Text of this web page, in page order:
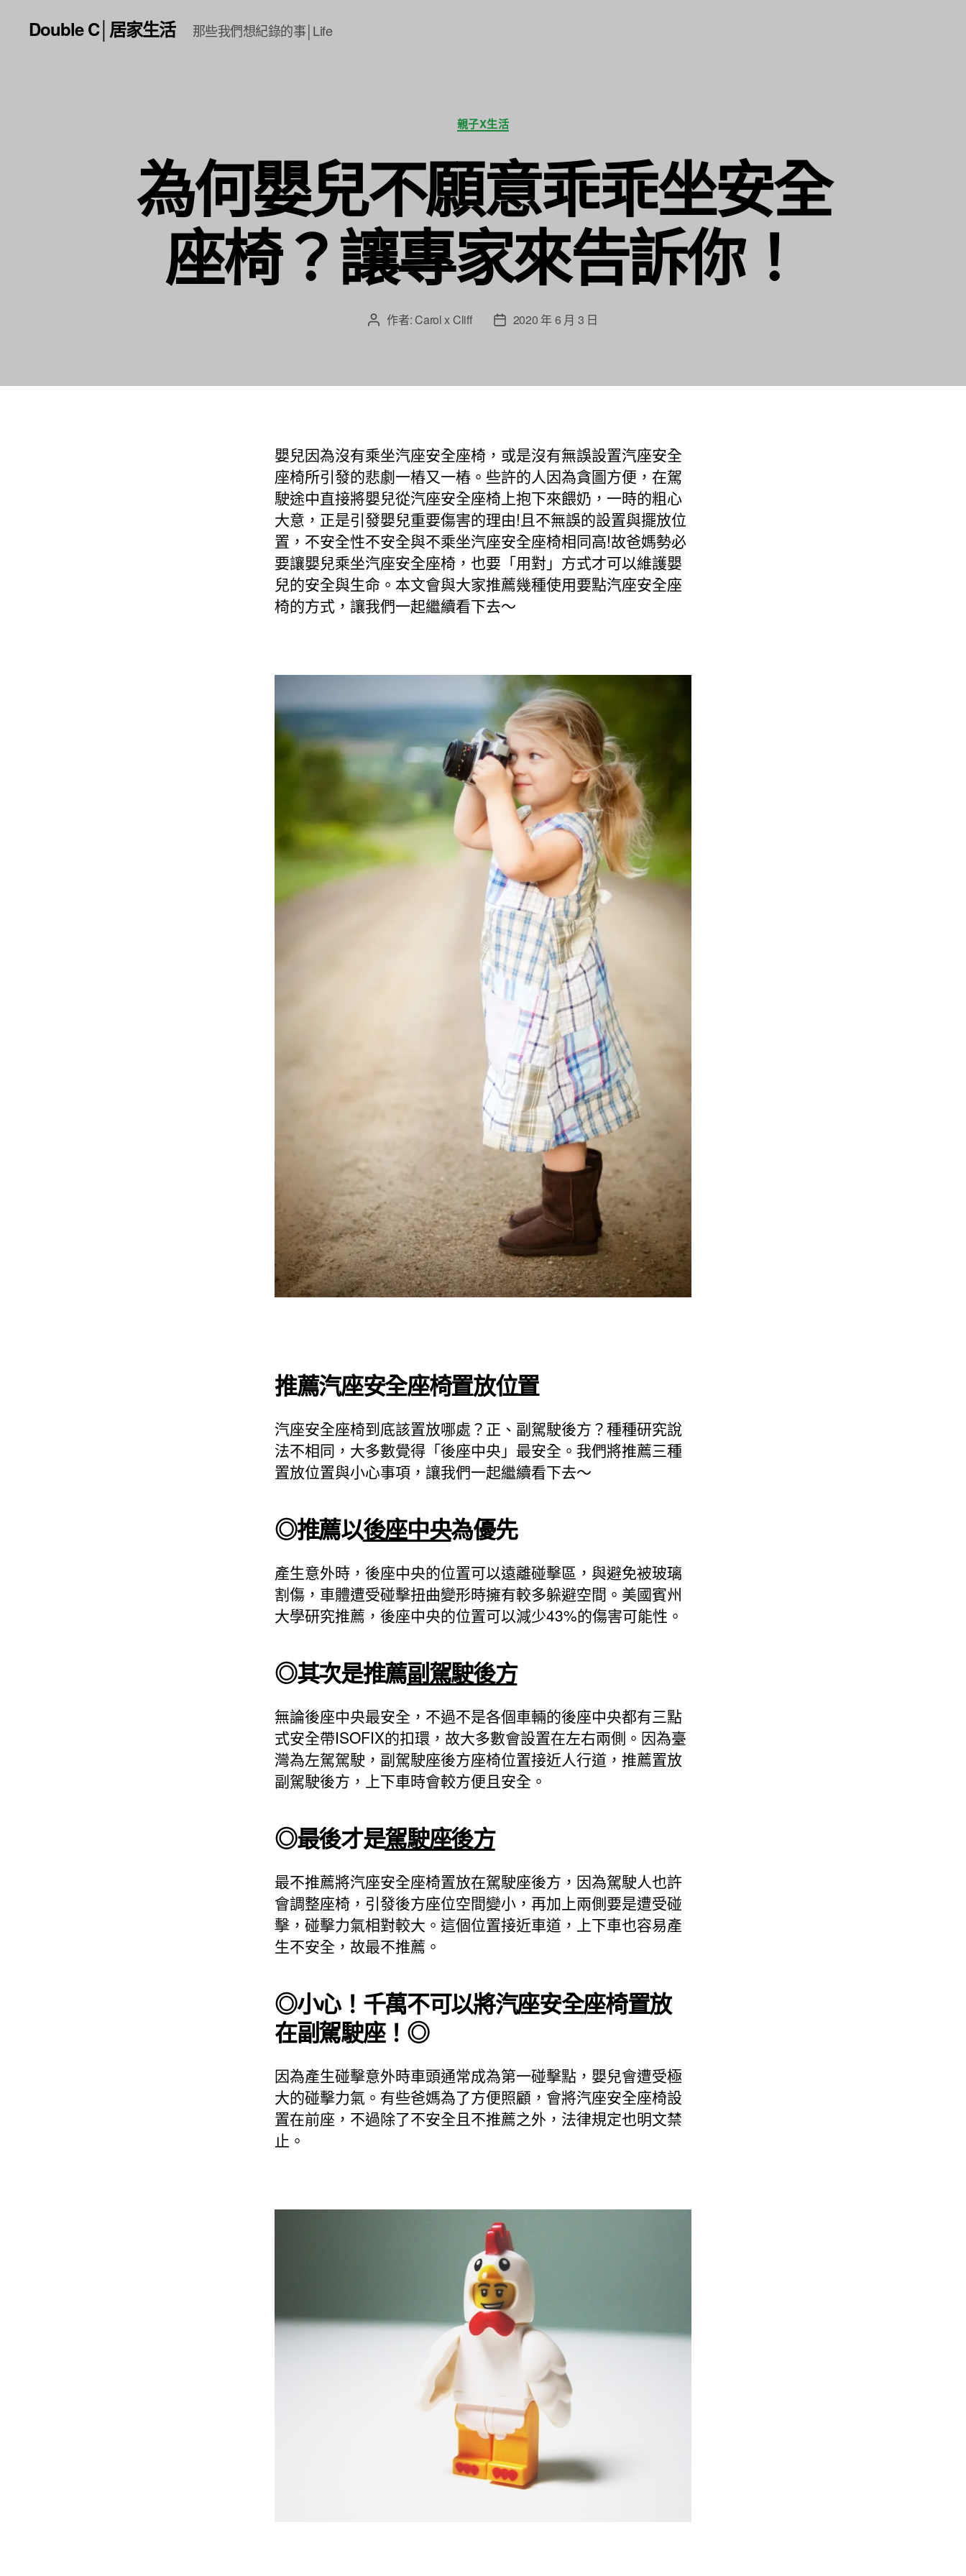
Double C│居家生活 那些我們想紀錄的事│Life
分
類
親子X生活
為何嬰兒不願意乖乖坐安全
座椅？讓專家來告訴你！
文 作者: Carol x Cliff
文
日
2020 年 6 月 3 日
嬰兒因為沒有乘坐汽座安全座椅，或是沒有無誤設置汽座安全
座椅所引發的悲劇一樁又一樁。些許的人因為貪圖方便，在駕
駛途中直接將嬰兒從汽座安全座椅上抱下來餵奶，一時的粗心
大意，正是引發嬰兒重要傷害的理由!且不無誤的設置與擺放位
置，不安全性不安全與不乘坐汽座安全座椅相同高!故爸媽勢必
要讓嬰兒乘坐汽座安全座椅，也要「用對」方式才可以維護嬰
兒的安全與生命。本文會與大家推薦幾種使用要點汽座安全座
椅的方式，讓我們一起繼續看下去～
推薦汽座安全座椅置放位置
汽座安全座椅到底該置放哪處？正、副駕駛後方？種種研究說
法不相同，大多數覺得「後座中央」最安全。我們將推薦三種
置放位置與小心事項，讓我們一起繼續看下去～
◎推薦以後座中央為優先
產生意外時，後座中央的位置可以遠離碰擊區，與避免被玻璃
割傷，車體遭受碰擊扭曲變形時擁有較多躲避空間。美國賓州
大學研究推薦，後座中央的位置可以減少43%的傷害可能性。
◎其次是推薦副駕駛後方
無論後座中央最安全，不過不是各個車輛的後座中央都有三點
式安全帶ISOFIX的扣環，故大多數會設置在左右兩側。因為臺
灣為左駕駕駛，副駕駛座後方座椅位置接近人行道，推薦置放
副駕駛後方，上下車時會較方便且安全。
◎最後才是駕駛座後方
最不推薦將汽座安全座椅置放在駕駛座後方，因為駕駛人也許
會調整座椅，引發後方座位空間變小，再加上兩側要是遭受碰
擊，碰擊力氣相對較大。這個位置接近車道，上下車也容易產
生不安全，故最不推薦。
◎小心！千萬不可以將汽座安全座椅置放
在副駕駛座！◎
因為產生碰擊意外時車頭通常成為第一碰擊點，嬰兒會遭受極
大的碰擊力氣。有些爸媽為了方便照顧，會將汽座安全座椅設
置在前座，不過除了不安全且不推薦之外，法律規定也明文禁
止。